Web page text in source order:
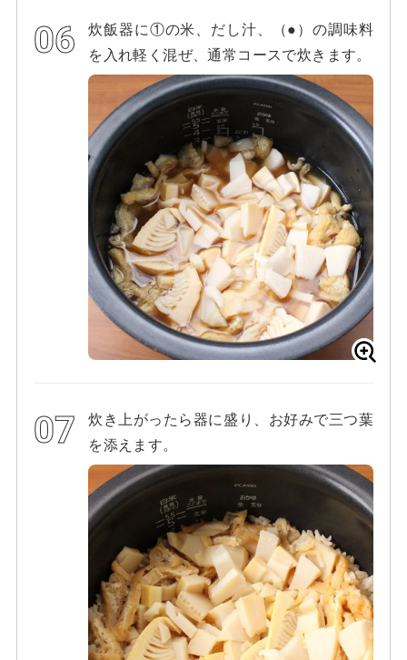
炊飯器に①の米、だし汁、（●）の調味料
を入れ軽く混ぜ、通常コースで炊きます。
炊き上がったら器に盛り、お好みで三つ葉
を添えます。